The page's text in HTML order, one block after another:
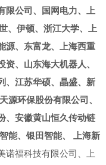
限公司、国网电力、上
、伊顿、浙江大学、上
源、东富龙、上海西重
、山东海大机器人、
、江苏华硕、晶盛、新
源环保股份有限公司、
、安徽黄山恒久传动链
能、银田智能、 上海新
诺福科技有限公司、上